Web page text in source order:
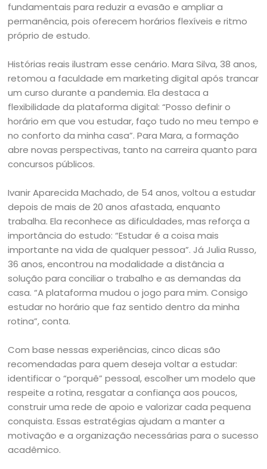
fundamentais para reduzir a evasão e ampliar a
permanência, pois oferecem horários flexíveis e ritmo
próprio de estudo.
Histórias reais ilustram esse cenário. Mara Silva, 38 anos,
retomou a faculdade em marketing digital após trancar
um curso durante a pandemia. Ela destaca a
flexibilidade da plataforma digital: “Posso definir o
horário em que vou estudar, faço tudo no meu tempo e
no conforto da minha casa”. Para Mara, a formação
abre novas perspectivas, tanto na carreira quanto para
concursos públicos.
Ivanir Aparecida Machado, de 54 anos, voltou a estudar
depois de mais de 20 anos afastada, enquanto
trabalha. Ela reconhece as dificuldades, mas reforça a
importância do estudo: “Estudar é a coisa mais
importante na vida de qualquer pessoa”. Já Julia Russo,
36 anos, encontrou na modalidade a distância a
solução para conciliar o trabalho e as demandas da
casa. “A plataforma mudou o jogo para mim. Consigo
estudar no horário que faz sentido dentro da minha
rotina”, conta.
Com base nessas experiências, cinco dicas são
recomendadas para quem deseja voltar a estudar:
identificar o “porquê” pessoal, escolher um modelo que
respeite a rotina, resgatar a confiança aos poucos,
construir uma rede de apoio e valorizar cada pequena
conquista. Essas estratégias ajudam a manter a
motivação e a organização necessárias para o sucesso
acadêmico.